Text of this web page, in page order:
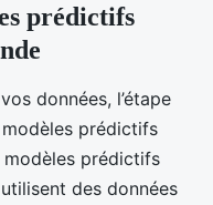
prédictifs
données, l’étape
prédictifs
modèles prédictifs
des données